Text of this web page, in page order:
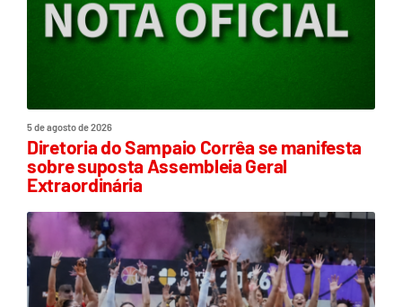
5 de agosto de 2026
Diretoria do Sampaio Corrêa se manifesta
sobre suposta Assembleia Geral
Extraordinária